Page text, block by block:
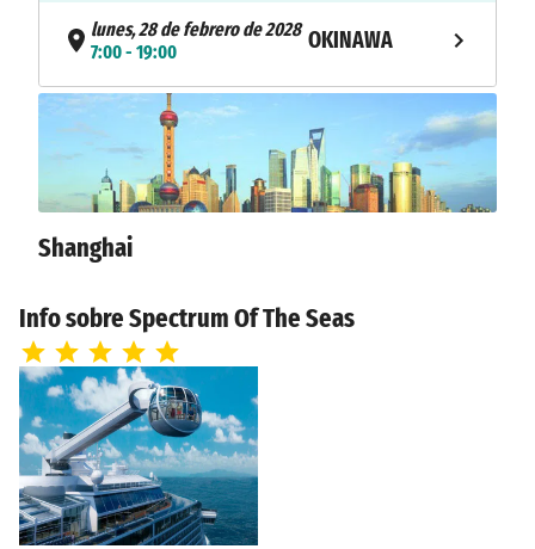
lunes, 28 de febrero de 2028
7:00 - 19:00
OKINAWA
martes, 29 de febrero de
9:00 - 19:00
ISHIGAKI
miércoles, 1 de marzo de
2028
NAVEGACIÓN
jueves, 2 de marzo de 2028
Shanghai
Info sobre Spectrum Of The Seas